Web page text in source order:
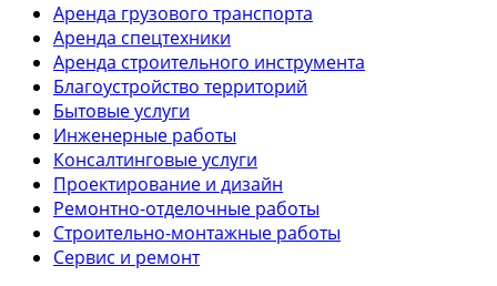
Аренда грузового транспорта
Аренда спецтехники
Аренда строительного инструмента
Благоустройство территорий
Бытовые услуги
Инженерные работы
Консалтинговые услуги
Проектирование и дизайн
Ремонтно-отделочные работы
Строительно-монтажные работы
Сервис и ремонт